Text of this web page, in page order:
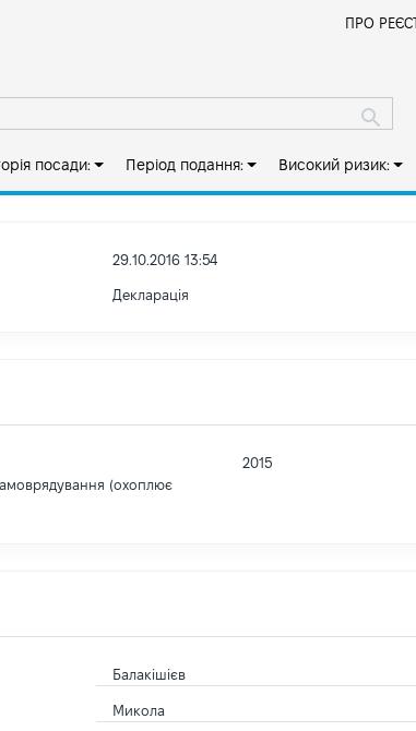
ПРО
посади: Період подання: Високий ризик:
29.10.2016 13:54
Декларація
(охоплює
2015
Балакішієв
Микола